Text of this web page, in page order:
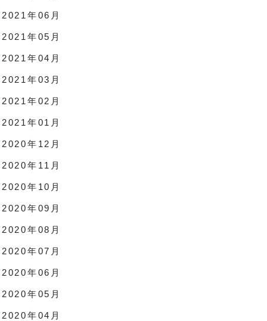
2021年06月
2021年05月
2021年04月
2021年03月
2021年02月
2021年01月
2020年12月
2020年11月
2020年10月
2020年09月
2020年08月
2020年07月
2020年06月
2020年05月
2020年04月